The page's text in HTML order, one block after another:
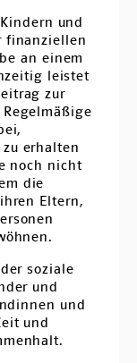
und
finanziellen
an einem
leistet
zur
erhalten
noch nicht
die
Eltern,
soziale
und
und
und